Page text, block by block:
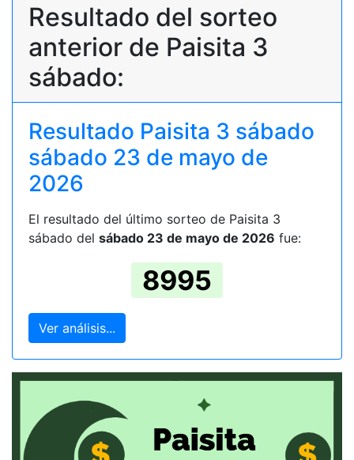
Resultado del sorteo
anterior de Paisita 3
sábado:
Resultado Paisita 3 sábado
sábado 23 de mayo de
2026
El resultado del último sorteo de Paisita 3
sábado del sábado 23 de mayo de 2026 fue:
8995
Ver análisis...